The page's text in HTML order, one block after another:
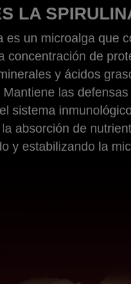
LA
es un microalga que
concentración de
y ácidos
las defensas
sistema
absorción de
y estabilizando la